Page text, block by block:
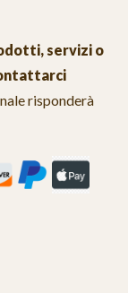
servizi o
risponderà